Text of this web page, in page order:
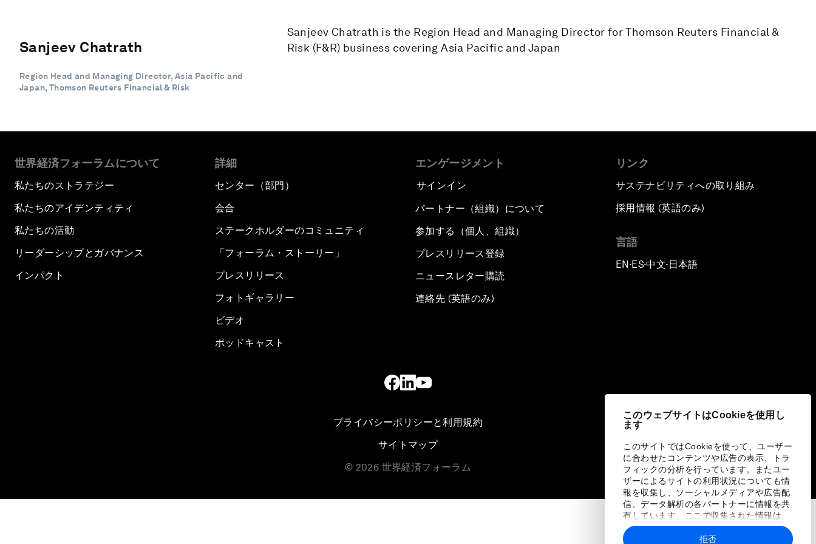
このウェブサイトはCookieを使用し
ます
このサイトではCookieを使って、ユーザー
に合わせたコンテンツや広告の表示、トラ
フィックの分析を行っています。またユー
ザーによるサイトの利用状況についても情
報を収集し、ソーシャルメディアや広告配
信、データ解析の各パートナーに情報を共
有しています。ここで収集された情報は、
ユーザーが各パートナーに提供した他の情
報や各パートナーのサービスを使用した際
拒否
Sanjeev Chatrath
Region Head and Managing Director, Asia Pacific and
Japan, Thomson Reuters Financial & Risk
Sanjeev Chatrath is the Region Head and Managing Director for Thomson Reuters Financial &
Risk (F&R) business covering Asia Pacific and Japan
世界経済フォーラムについて
私たちのストラテジー
私たちのアイデンティティ
私たちの活動
リーダーシップとガバナンス
インパクト
詳細
センター（部門）
会合
ステークホルダーのコミュニティ
「フォーラム・ストーリー」
プレスリリース
フォトギャラリー
ビデオ
ポッドキャスト
エンゲージメント
サインイン
パートナー（組織）について
参加する（個人、組織）
プレスリリース登録
ニュースレター購読
連絡先 (英語のみ)
リンク
サステナビリティへの取り組み
採用情報 (英語のみ)
言語
EN ▪ES▪中文▪ 日本語
プライバシーポリシーと利用規約
サイトマップ
© 2026 世界経済フォーラム